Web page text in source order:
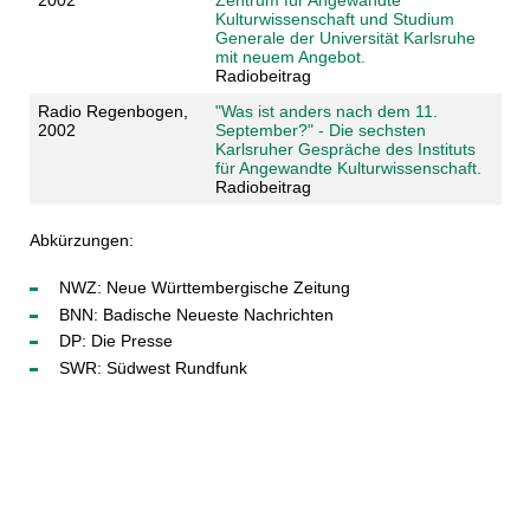
Kulturwissenschaft und Studium
Generale der Universität Karlsruhe
mit neuem Angebot.
Radiobeitrag
Radio Regenbogen,
2002
"Was ist anders nach dem 11.
September?" - Die sechsten
Karlsruher Gespräche des Instituts
für Angewandte Kulturwissenschaft.
Radiobeitrag
Abkürzungen:
NWZ: Neue Württembergische Zeitung
BNN: Badische Neueste Nachrichten
DP: Die Presse
SWR: Südwest Rundfunk